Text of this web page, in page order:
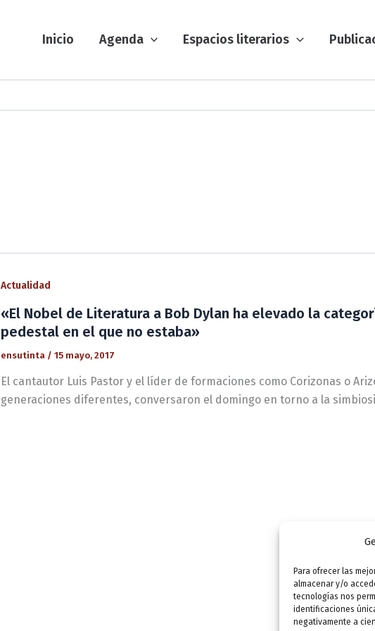
Para ofrecer las
almacenar y/o
tecnologías nos
identificaciones
negativamente a
Inicio Agenda Espacios literarios
Actualidad
«El Nobel de Literatura a Bob Dylan ha elevado la
pedestal en el que no estaba»
ensutinta / 15 mayo, 2017
El cantautor Luis Pastor y el líder de formaciones como Corizonas o
generaciones diferentes, conversaron el domingo en torno a la